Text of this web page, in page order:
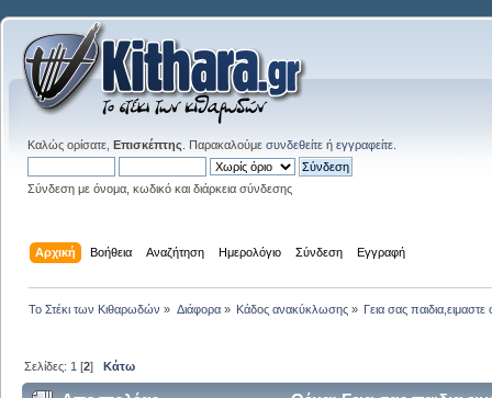
Καλώς ορίσατε, Επισκέπτης . Παρακαλούμε συνδεθείτε ή εγγραφείτε
Σύνδεση με όνομα, κωδικό και διάρκεια σύνδεσης
Αρχική Βοήθεια Αναζήτηση Ημερολόγιο Σύνδεση Εγγραφή
Το Στέκι των Κιθαρωδών » Διάφορα» Κάδος ανακύκλωσης» Γεια σας
Σελίδες: 1 [2]Κάτω